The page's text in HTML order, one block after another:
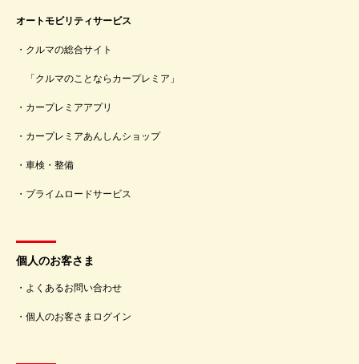
オートモビリティサービス
クルマの総合サイト
「クルマのことならカープレミア」
カープレミアアプリ
カープレミアあんしんショップ
車検・整備
プライムロードサービス
個人のお客さま
よくあるお問い合わせ
個人のお客さまログイン